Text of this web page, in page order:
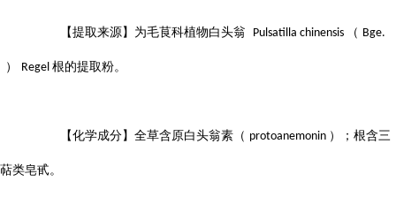
【提取来源】为毛茛科植物白头翁 Pulsatilla chinensis （ Bge.
） Regel 根的提取粉。
【化学成分】全草含原白头翁素（ protoanemonin ）；根含三
萜类皂甙。